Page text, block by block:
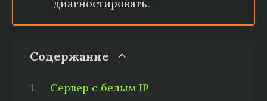
диагностировать.
Содержание
Сервер с белым IP